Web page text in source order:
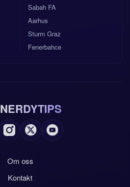
Sabah FA
Aarhus
Sturm Graz
Fenerbahce
NERDYTIPS
Om oss
Kontakt